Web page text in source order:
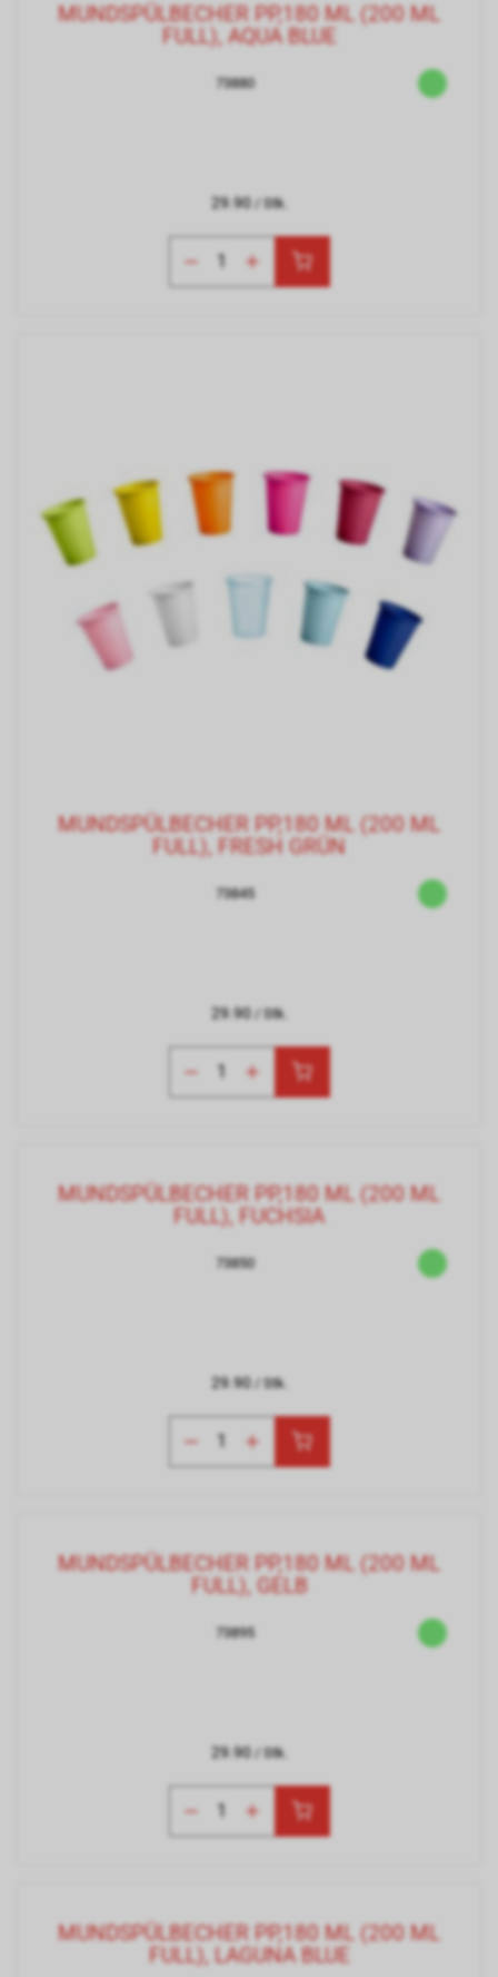
MUNDSPÜLBECHER PP,180 ML (200 ML
FULL), AQUA BLUE
73880
29.90/ Stk.
MUNDSPÜLBECHER PP,180 ML (200 ML
FULL), FRESH GRÜN
73845
29.90/ Stk.
MUNDSPÜLBECHER PP,180 ML (200 ML
FULL), FUCHSIA
73850
29.90/ Stk.
MUNDSPÜLBECHER PP,180 ML (200 ML
FULL), GELB
73895
29.90/ Stk.
MUNDSPÜLBECHER PP,180 ML (200 ML
FULL), LAGUNA BLUE